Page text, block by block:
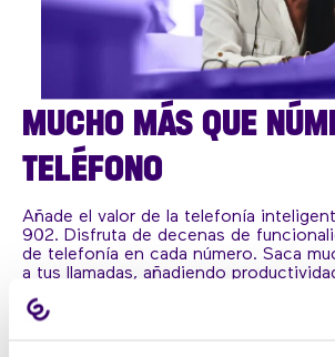
MUCHO MÁS QUE
TELÉFONO
Añade el valor de la telefonía
902. Disfruta de decenas de
de telefonía en cada número. Saca
a tus llamadas, añadiendo